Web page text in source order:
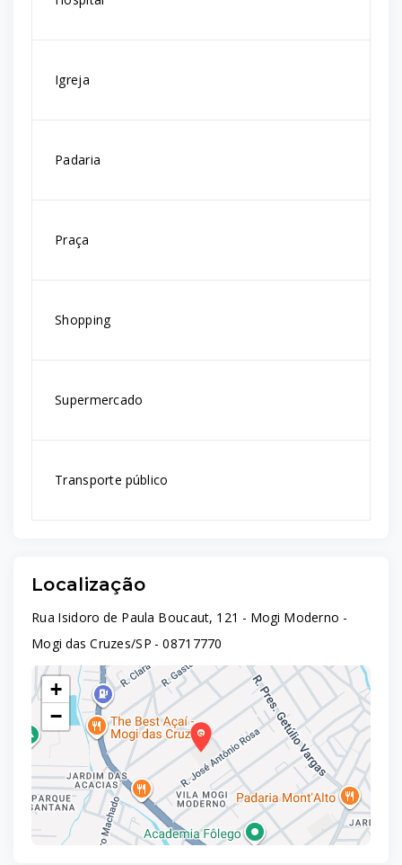
Igreja
Padaria
Praça
Shopping
Supermercado
Transporte público
Localização
Rua Isidoro de Paula Boucaut, 121 - Mogi Moderno -
Mogi das Cruzes/SP - 08717770
+
−